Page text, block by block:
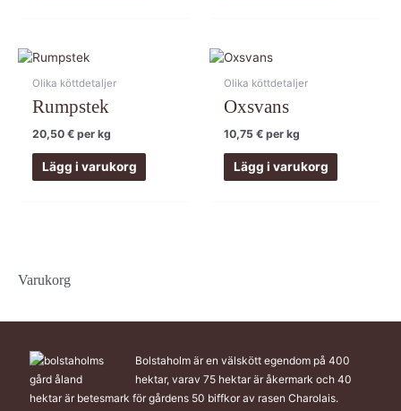
Olika köttdetaljer
Rumpstek
20,50€ per kg
Lägg i varukorg
Olika köttdetaljer
Oxsvans
10,75€ per kg
Lägg i varukorg
Varukorg
Bolstaholm är en välskött egendom på 400
hektar, varav 75 hektar är åkermark och 40
hektar är betesmark för gårdens 50 biffkor av rasen Charolais.